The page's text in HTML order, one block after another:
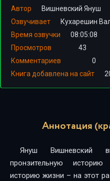
Автор
Вишневский Януш
Озвучивает
Кухарешин
Время озвучки
08:05:08
Просмотров
43
Комментариев
0
Книга добавлена на сайт
Аннотация
Януш Вишневский
пронзительную
историю жизни – на этот